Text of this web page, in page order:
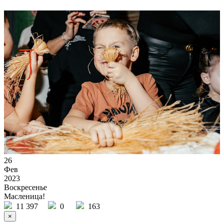
26
Фев
2023
Воскресенье
Масленица!
11 397
0 163
×